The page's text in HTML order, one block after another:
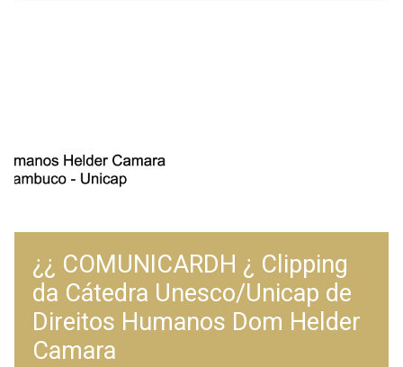
¿¿ COMUNICARDH ¿ Clipping
da Cátedra Unesco/Unicap de
Direitos Humanos Dom Helder
Camara